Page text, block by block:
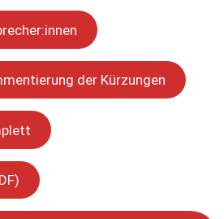
der Kürzungen